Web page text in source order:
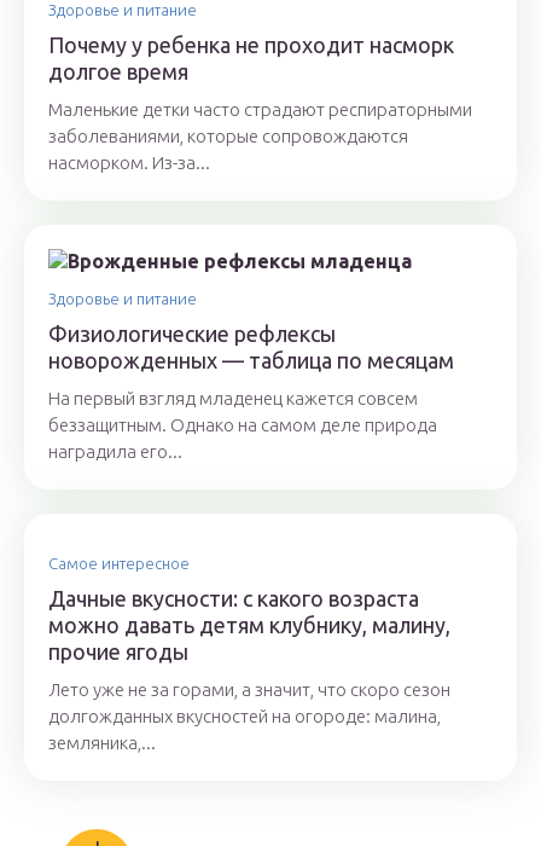
Здоровье и питание
Почему у ребенка не проходит насморк
долгое время
Маленькие детки часто страдают респираторными
заболеваниями, которые сопровождаются
насморком. Из-за...
Здоровье и питание
Физиологические рефлексы
новорожденных — таблица по месяцам
На первый взгляд младенец кажется совсем
беззащитным. Однако на самом деле природа
наградила его...
Самое интересное
Дачные вкусности: с какого возраста
можно давать детям клубнику, малину,
прочие ягоды
Лето уже не за горами, а значит, что скоро сезон
долгожданных вкусностей на огороде: малина,
земляника,...